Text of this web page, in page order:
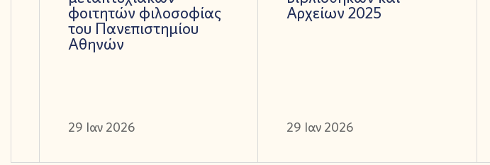
φοιτητών φιλοσοφίας
του Πανεπιστημίου
Αθηνών
29 Ιαν 2026
Αρχείων 2025
29 Ιαν 2026